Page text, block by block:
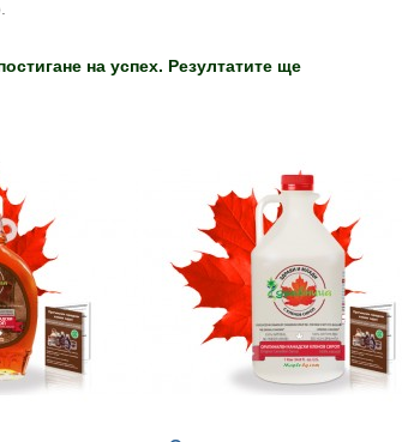
на успех. Резултатите ще